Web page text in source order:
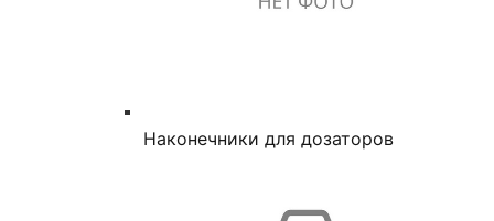
Наконечники для дозаторов